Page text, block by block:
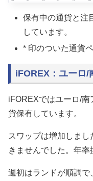
保有中の通貨と注
しています。
* 印のついた通貨
iFOREX：ユーロ/
iFOREXではユーロ/南
貨保有しています。
スワップは増加しま
きませんでした。年率
週初はランドが順調で